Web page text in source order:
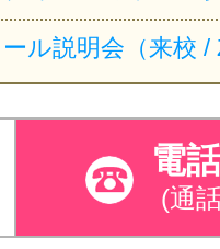
電
(通